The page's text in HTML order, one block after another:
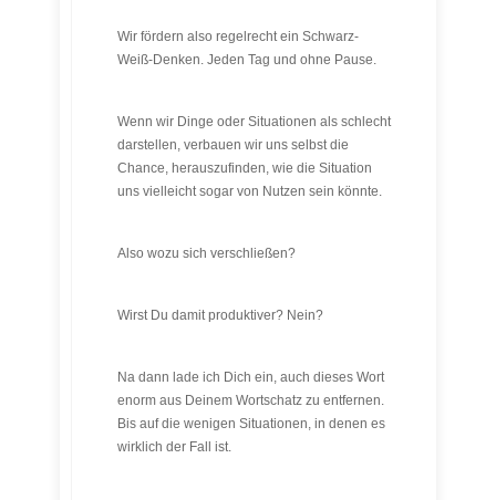
Wir fördern also regelrecht ein Schwarz-
Weiß-Denken. Jeden Tag und ohne Pause.
Wenn wir Dinge oder Situationen als schlecht
darstellen, verbauen wir uns selbst die
Chance, herauszufinden, wie die Situation
uns vielleicht sogar von Nutzen sein könnte.
Also wozu sich verschließen?
Wirst Du damit produktiver? Nein?
Na dann lade ich Dich ein, auch dieses Wort
enorm aus Deinem Wortschatz zu entfernen.
Bis auf die wenigen Situationen, in denen es
wirklich der Fall ist.